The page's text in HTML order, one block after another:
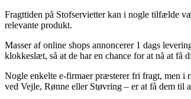
Fragttiden på Stofservietter kan i nogle tilfælde
relevante produkt.
Masser af online shops annoncerer 1 dags
klokkeslæt, så at de har en chance for at nå at få
Nogle enkelte e-firmaer præsterer fri fragt, men i
ved Vejle, Rønne eller Støvring – er at få dem til